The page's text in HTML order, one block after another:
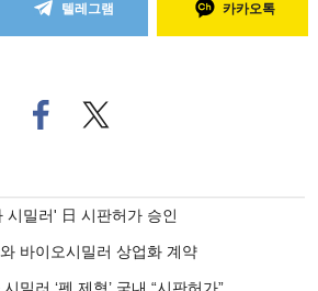
텔레그램 카카오톡
페
이
로
기
사
유
트위
터로
시밀러' 日 시판허가 승인
바이오시밀러 상업화 계약